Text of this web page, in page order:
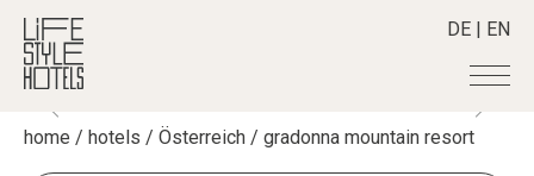
DE | EN
Hotels +
home / hotels / Österreich / gradonna mountain resort